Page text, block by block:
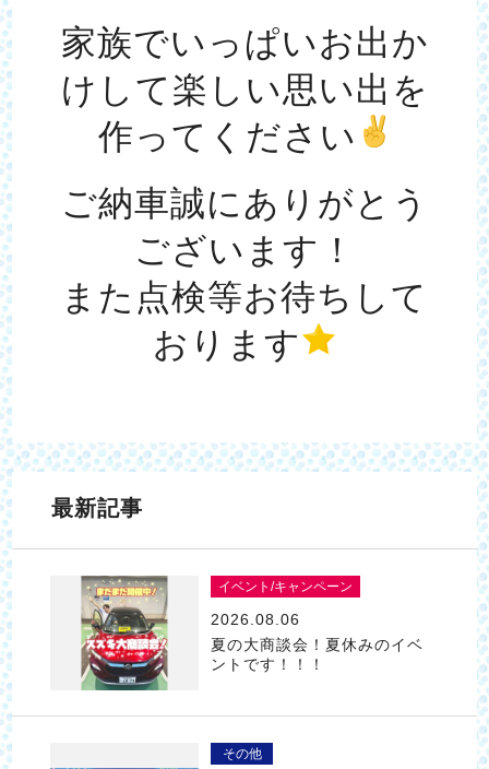
家族でいっぱいお出か
けして楽しい思い出を
作ってください
ご納車誠にありがとう
ございます！
また点検等お待ちして
おります
最新記事
イベント/キャンペーン
2026.08.06
夏の大商談会！夏休みのイベ
ントです！！！
その他